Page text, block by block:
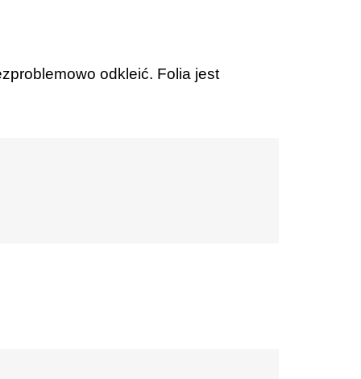
odkleić. Folia jest